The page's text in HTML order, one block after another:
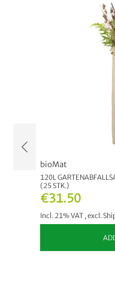
€31.50
Incl. 21% VAT ,excl.
bioMat
120L
(25 STK.)